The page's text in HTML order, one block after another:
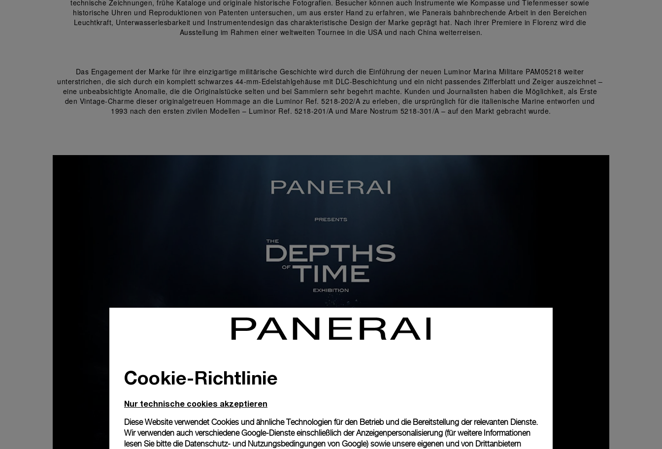
technische Zeichnungen, frühe Kataloge und originale historische Fotografien. Besucher können auch Instrumente wie Kompasse und Tiefenmesser sowie
historische Uhren und Reproduktionen von Patenten untersuchen, um aus erster Hand zu erfahren, wie Panerais bahnbrechende Arbeit in den Bereichen
Leuchtkraft, Unterwasserlesbarkeit und Instrumentendesign das charakteristische Design der Marke geprägt hat. Nach ihrer Premiere in Florenz wird die
Ausstellung im Rahmen einer weltweiten Tournee in die USA und nach China weiterreisen.
Das Engagement der Marke für ihre einzigartige militärische Geschichte wird durch die Einführung der neuen Luminor Marina Militare PAM05218 weiter
unterstrichen, die sich durch ein komplett schwarzes 44-mm-Edelstahlgehäuse mit DLC-Beschichtung und ein nicht passendes Zifferblatt und Zeiger auszeichnet –
eine unbeabsichtigte Anomalie, die die Originalstücke selten und bei Sammlern sehr begehrt machte. Kunden und Journalisten haben die Möglichkeit, als Erste
den Vintage-Charme dieser originalgetreuen Hommage an die Luminor Ref. 5218-202/A zu erleben, die ursprünglich für die italienische Marine entworfen und
1993 nach den ersten zivilen Modellen – Luminor Ref. 5218-201/A und Mare Nostrum 5218-301/A – auf den Markt gebracht wurde.
Cookie-Richtlinie
Nur technische cookies akzeptieren
Diese Website verwendet Cookies und ähnliche Technologien für den Betrieb und die Bereitstellung der relevanten Dienste.
Wir verwenden auch verschiedene Google-Dienste einschließlich der Anzeigenpersonalisierung (für weitere Informationen
lesen Sie bitte die Datenschutz- und Nutzungsbedingungen von Google) sowie unsere eigenen und von Drittanbietern